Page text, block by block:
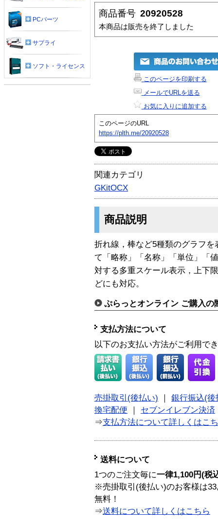
商品番号 20920528
本商品は販売を終了しました
このページを印刷する
メールでURLを送る
お気に入りに追加する
このページのURL
https://plth.me/20920528
関連カテゴリ
GKitOCX
商品説明
折れ線，棒など5種類のグラフ
て「略称」「名称」「単位」「
対する多重スケール表示，上下
どにも対応。
ぷらっとオンライン ご購入の
支払方法について
以下のお支払い方法がご利用で
売掛取引(後払い)
銀行振込(後
換宅配便
セブンイレブン決済
⇒支払方法について詳しくはこ
送料について
1つのご注文毎に一律1,100円(税
※売掛取引(後払い)のお客様は
無料！
⇒送料について詳しくはこちら
PCパーツ
サプライ
ソフト・ライセンス